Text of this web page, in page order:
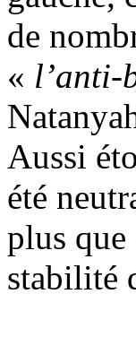
de
« l’anti-
Aussi
été
plus que
stabilité